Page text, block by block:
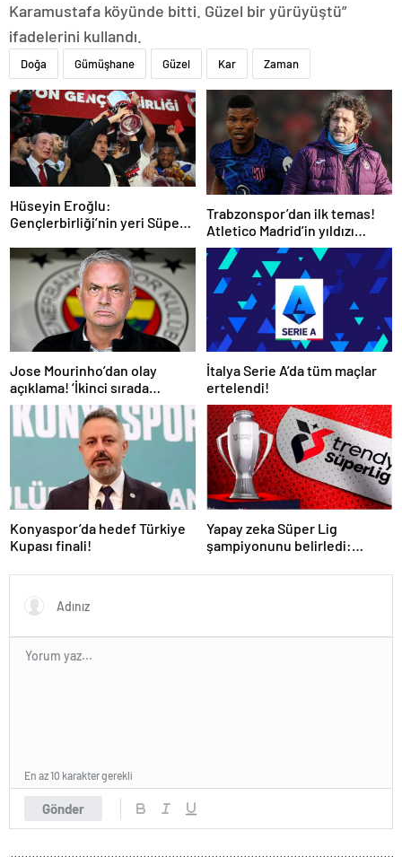
Karamustafa köyünde bitti. Güzel bir yürüyüştü”
ifadelerini kullandı.
Doğa Gümüşhane Güzel Kar Zaman
Hüseyin Eroğlu:
Gençlerbirliği’nin yeri Süper
Trabzonspor’dan ilk temas!
Atletico Madrid’in yıldızı
gündemde
Jose Mourinho’dan olay
açıklama! ‘İkinci sırada
bitireceğiz’
İtalya Serie A’da tüm maçlar
ertelendi!
Konyaspor’da hedef Türkiye
Kupası finali!
Yapay zeka Süper Lig
şampiyonunu belirledi:
arasında inanılmaz final!
Gönder
En az 10 karakter gerekli